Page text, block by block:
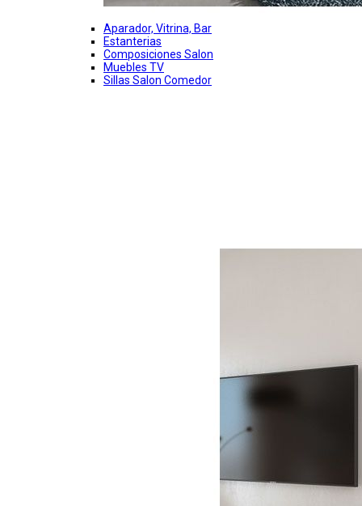
Aparador, Vitrina, Bar
Estanterias
Composiciones Salon
Muebles TV
Sillas Salon Comedor